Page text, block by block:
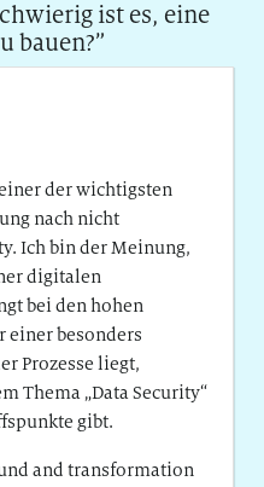
ist es, eine
bauen?”
der wichtigsten
nach nicht
Ich bin der Meinung,
digitalen
bei den hohen
einer besonders
Prozesse liegt,
Thema „Data Security“
gibt.
and transformation